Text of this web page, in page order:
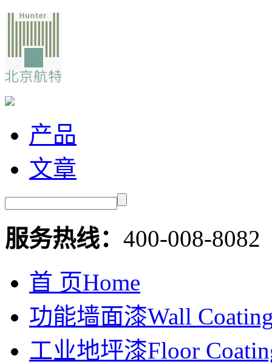
产品
文章
服务热线： 400-008-8082
首 页Home
功能墙面漆Wall
工业地坪漆Floor